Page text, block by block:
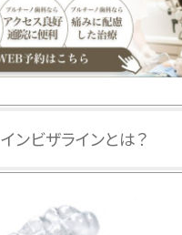
インビザラインとは？